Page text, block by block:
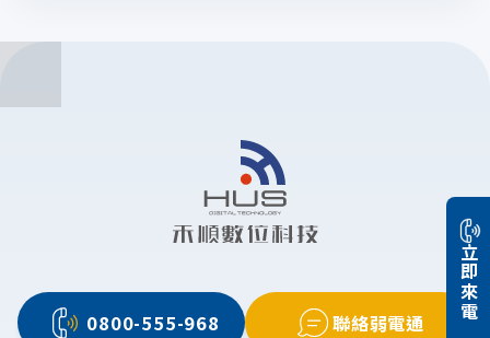
立即來電
0800-555-968 聯絡弱電通